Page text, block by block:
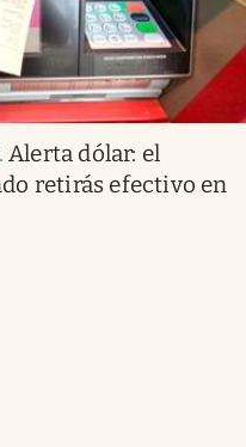
Alerta dólar: el
retirás efectivo en